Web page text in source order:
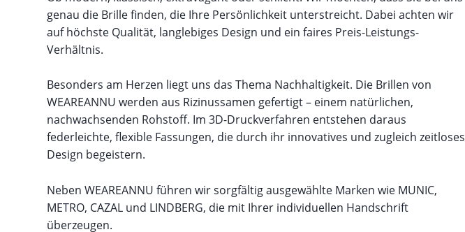
genau die Brille finden, die Ihre Persönlichkeit unterstreicht. Dabei achten wir
auf höchste Qualität, langlebiges Design und ein faires Preis-Leistungs-
Verhältnis.
Besonders am Herzen liegt uns das Thema Nachhaltigkeit. Die Brillen von
WEAREANNU werden aus Rizinussamen gefertigt – einem natürlichen,
nachwachsenden Rohstoff. Im 3D-Druckverfahren entstehen daraus
federleichte, flexible Fassungen, die durch ihr innovatives und zugleich zeitloses
Design begeistern.
Neben WEAREANNU führen wir sorgfältig ausgewählte Marken wie MUNIC,
METRO, CAZAL und LINDBERG, die mit Ihrer individuellen Handschrift
überzeugen.